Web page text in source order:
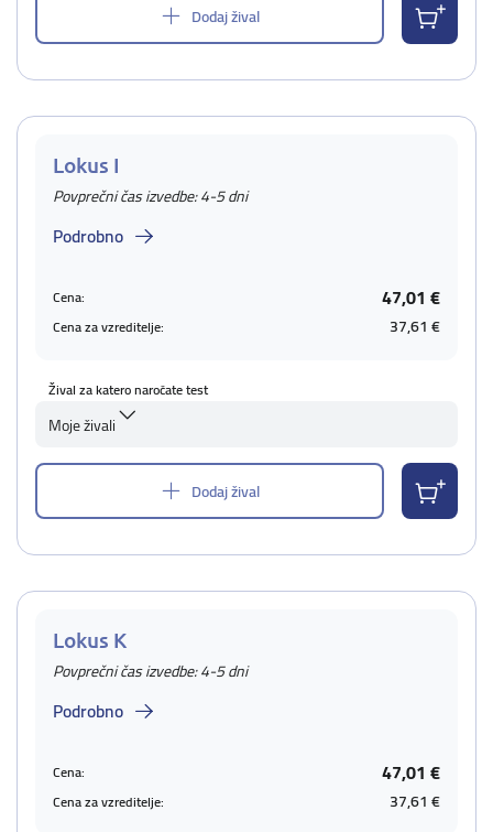
Dodaj žival
Lokus I
Povprečni čas izvedbe: 4-5 dni
Podrobno
Cena: 47,01 €
Cena za vzreditelje: 37,61 €
Žival za katero naročate test
Moje živali
Dodaj žival
Lokus K
Povprečni čas izvedbe: 4-5 dni
Podrobno
Cena: 47,01 €
Cena za vzreditelje: 37,61 €